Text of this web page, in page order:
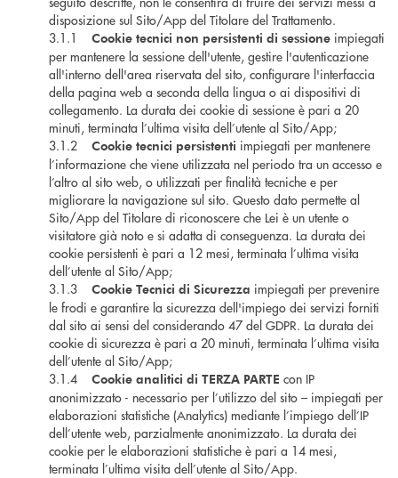
disposizione sul Sito/App del Titolare del Trattamento.
3.1.1
Cookie tecnici non persistenti di sessione impiegati
per mantenere la sessione dell'utente, gestire l'autenticazione
all'interno dell'area riservata del sito, configurare l'interfaccia
della pagina web a seconda della lingua o ai dispositivi di
collegamento. La durata dei cookie di sessione è pari a 20
minuti, terminata l’ultima visita dell’utente al Sito/App;
3.1.2
Cookie tecnici persistenti impiegati per mantenere
l’informazione che viene utilizzata nel periodo tra un accesso e
l’altro al sito web, o utilizzati per finalità tecniche e per
migliorare la navigazione sul sito. Questo dato permette al
Sito/App del Titolare di riconoscere che Lei è un utente o
visitatore già noto e si adatta di conseguenza. La durata dei
cookie persistenti è pari a 12 mesi, terminata l’ultima visita
dell’utente al Sito/App;
3.1.3 Cookie Tecnici di Sicurezza impiegati per prevenire
le frodi e garantire la sicurezza dell'impiego dei servizi forniti
dal sito ai sensi del considerando 47 del GDPR. La durata dei
cookie di sicurezza è pari a 20 minuti, terminata l’ultima visita
dell’utente al Sito/App;
3.1.4
Cookie analitici di TERZA PARTE con IP
anonimizzato - necessario per l’utilizzo del sito – impiegati per
elaborazioni statistiche (Analytics) mediante l’impiego dell’IP
dell’utente web, parzialmente anonimizzato. La durata dei
cookie per le elaborazioni statistiche è pari a 14 mesi,
terminata l’ultima visita dell’utente al Sito/App.